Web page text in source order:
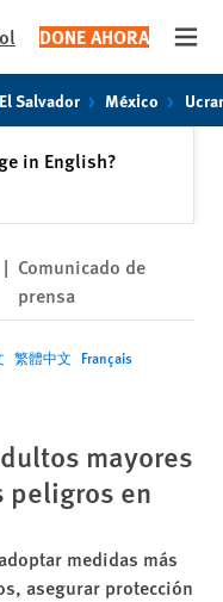
DONE AHORA
El Salvador México
in English?
| Comunicado de
prensa
繁體中文 Français
mayores
peligros en
medidas más
asegurar protección